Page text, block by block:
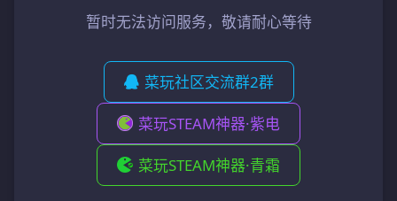
暂时无法访问服务，敬请耐心等待
菜玩社区交流群2群
菜玩STEAM神器·紫电
菜玩STEAM神器·青霜